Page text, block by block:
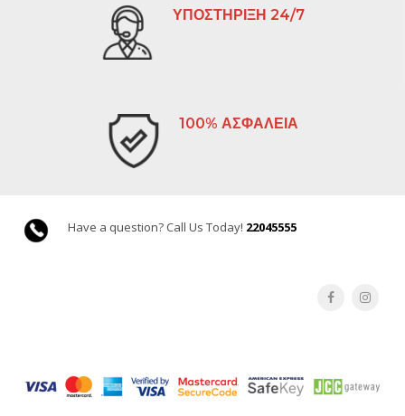
ΥΠΟΣΤΗΡΙΞΗ 24/7
100% ΑΣΦΑΛΕΙΑ
Have a question? Call Us Today! 22045555